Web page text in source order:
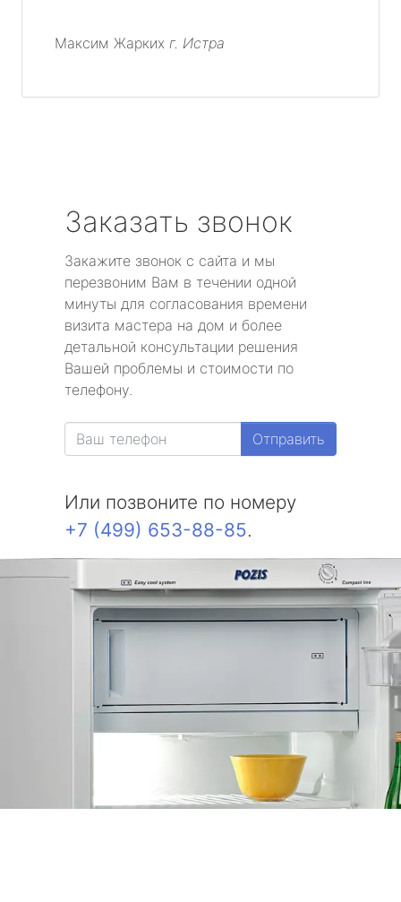
Максим Жарких г. Истра
Заказать звонок
Закажите звонок с сайта и мы
перезвоним Вам в течении одной
минуты для согласования времени
визита мастера на дом и более
детальной консультации решения
Вашей проблемы и стоимости по
телефону.
Отправить
Или позвоните по номеру
+7 (499) 653-88-85.